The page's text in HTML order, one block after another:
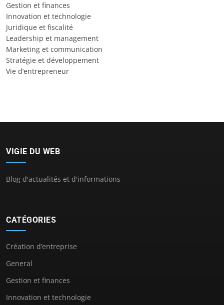
Gestion et finances
Innovation et technologie
Juridique et fiscalité
Leadership et management
Marketing et communication
Stratégie et développement
Vie d’entrepreneur
VIGIE DU WEB
Blog d'actualités et d'informations
CATÉGORIES
Création d’entreprise
General
Gestion et finances
Innovation et technologie